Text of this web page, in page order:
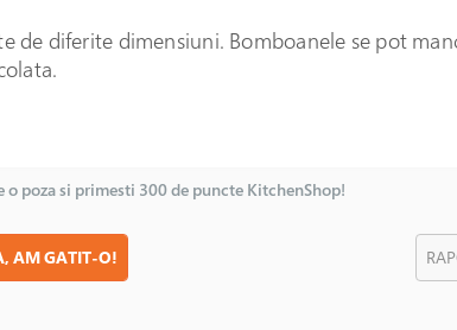
de diferite dimensiuni. Bomboanele se pot
poza si primesti 300 de puncte KitchenShop!
AM GATIT-O!